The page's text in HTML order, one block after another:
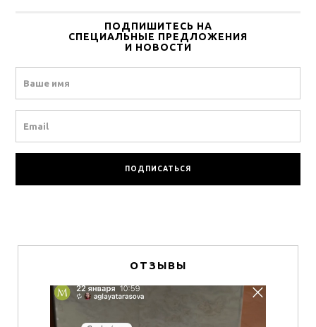
ПОДПИШИТЕСЬ НА
СПЕЦИАЛЬНЫЕ ПРЕДЛОЖЕНИЯ
И НОВОСТИ
ОТЗЫВЫ